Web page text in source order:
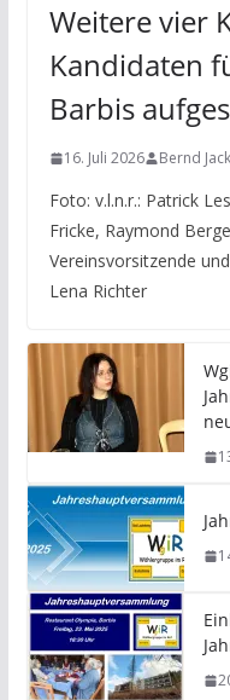
Weitere vier
Kandidaten
Barbis
16. Juli 2026 Bernd
Foto: v.l.n.r.: Patrick
Fricke, Raymond
Vereinsvorsitzende
Lena Richter